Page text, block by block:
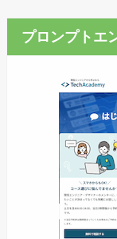
プロンプトエ